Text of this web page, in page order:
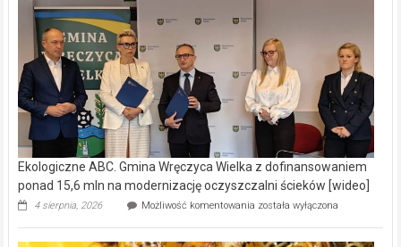
Ekologiczne ABC. Gmina Wręczyca Wielka z dofinansowaniem
ponad 15,6 mln na modernizację oczyszczalni ścieków [wideo]
4 sierpnia, 2026 Możliwość komentowania Ekologiczne
została wyłączona